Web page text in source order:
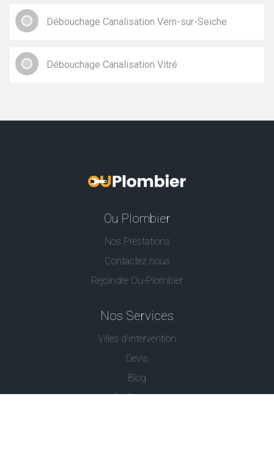
Débouchage Canalisation Vern-sur-Seiche
Débouchage Canalisation Vitré
Ou Plombier
Nos Prestations
Contactez nous
Rejoindre Ou-Plombier
Nos Services
Villes d'intervention
Devis
Blog
Ou Serrurier